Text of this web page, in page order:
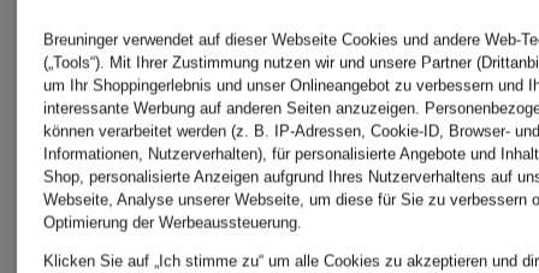
Breuninger verwendet auf dieser Webseite Cookies und andere Web-
(„Tools“). Mit Ihrer Zustimmung nutzen wir und unsere Partner
um Ihr Shoppingerlebnis und unser Onlineangebot zu verbessern und
interessante Werbung auf anderen Seiten anzuzeigen.
können verarbeitet werden (z. B. IP-Adressen, Cookie-ID, Browser-
Informationen, Nutzerverhalten), für personalisierte Angebote und
Shop, personalisierte Anzeigen aufgrund Ihres Nutzerverhaltens auf
Webseite, Analyse unserer Webseite, um diese für Sie zu verbessern
Optimierung der Werbeaussteuerung.
Klicken Sie auf „Ich stimme zu“ um alle Cookies zu akzeptieren und